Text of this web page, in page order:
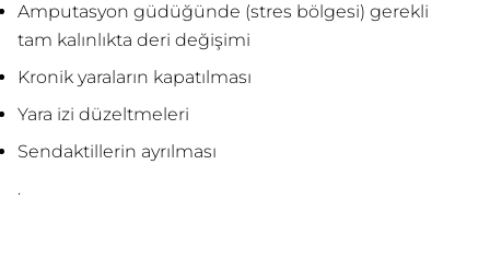
Amputasyon güdüğünde (stres bölgesi) gerekli
tam kalınlıkta deri değişimi
Kronik yaraların kapatılması
Yara izi düzeltmeleri
Sendaktillerin ayrılması
.